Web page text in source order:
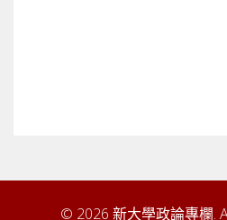
© 2026 新大學政論專欄.